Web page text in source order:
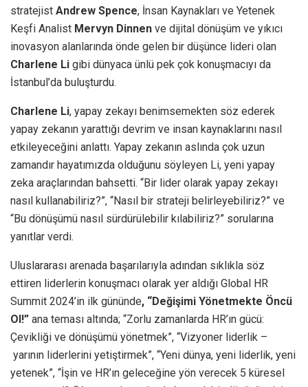
stratejist Andrew Spence, İnsan Kaynakları ve Yetenek
Keşfi Analist Mervyn Dinnen ve dijital dönüşüm ve yıkıcı
inovasyon alanlarında önde gelen bir düşünce lideri olan
Charlene Li gibi dünyaca ünlü pek çok konuşmacıyı da
İstanbul’da buluşturdu.
Charlene Li, yapay zekayı benimsemekten söz ederek
yapay zekanın yarattığı devrim ve insan kaynaklarını nasıl
etkileyeceğini anlattı. Yapay zekanın aslında çok uzun
zamandır hayatımızda olduğunu söyleyen Li, yeni yapay
zeka araçlarından bahsetti. “Bir lider olarak yapay zekayı
nasıl kullanabiliriz?”, “Nasıl bir strateji belirleyebiliriz?” ve
“Bu dönüşümü nasıl sürdürülebilir kılabiliriz?” sorularına
yanıtlar verdi.
Uluslararası arenada başarılarıyla adından sıklıkla söz
ettiren liderlerin konuşmacı olarak yer aldığı Global HR
Summit 2024’in ilk gününde, “Değişimi Yönetmekte Öncü
Ol!” ana teması altında; “Zorlu zamanlarda HR’ın gücü:
Çevikliği ve dönüşümü yönetmek”, “Vizyoner liderlik –
yarının liderlerini yetiştirmek”, “Yeni dünya, yeni liderlik, yeni
yetenek”, “İşin ve HR’ın geleceğine yön verecek 5 küresel